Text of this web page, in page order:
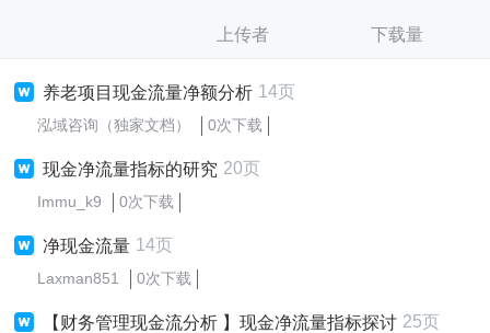
上传者 下载量
养老项目现金流量净额分析 14页
泓域咨询（独家文档） 0次下载
现金净流量指标的研究 20页
Immu_k9 0次下载
净现金流量 14页
Laxman851 0次下载
【财务管理现金流分析 】现金净流量指标探讨 25页